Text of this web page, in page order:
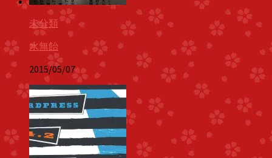
未分類
水無飴
2015/05/07